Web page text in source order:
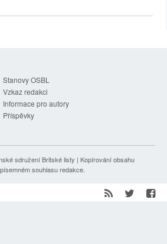
Stanovy OSBL
Vzkaz redakci
Informace pro autory
Příspěvky
sdružení Britské listy | Kopírování obsahu
souhlasu redakce.